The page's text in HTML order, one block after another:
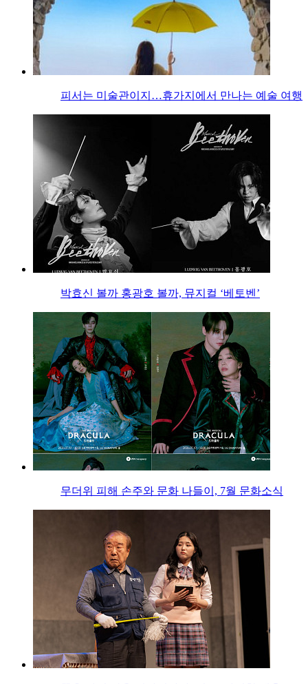
피서는 미술관이지…휴가지에서 만나는 예술 여행
박효신 볼까 홍광호 볼까, 뮤지컬 ‘베토벤’
무더위 피해 손주와 문화 나들이, 7월 문화소식